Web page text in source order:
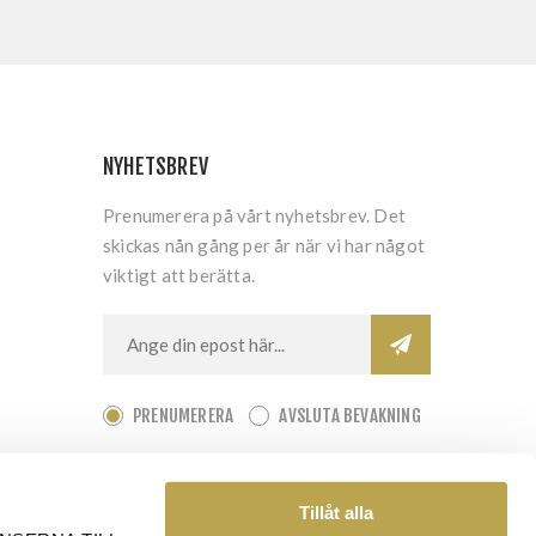
Tillåt alla
NYHETSBREV
Prenumerera på vårt nyhetsbrev. Det
skickas nån gång per år när vi har något
viktigt att berätta.
PRENUMERERA AVSLUTA BEVAKNING